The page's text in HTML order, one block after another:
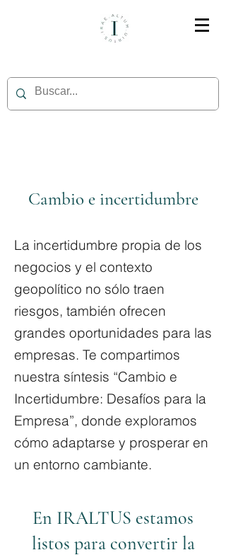
Cambio e incertidumbre
La incertidumbre propia de los
negocios y el contexto
geopolítico no sólo traen
riesgos, también ofrecen
grandes oportunidades para las
empresas. Te compartimos
nuestra síntesis “Cambio e
Incertidumbre: Desafíos para la
Empresa”, donde exploramos
cómo adaptarse y prosperar en
un entorno cambiante.
En IRALTUS estamos
listos para convertir la